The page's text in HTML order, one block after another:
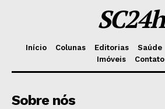
SC24h
Início Colunas Editorias Saúde
Imóveis
Contato
Sobre nós